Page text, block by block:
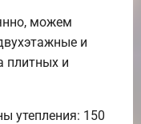
можем
и
плитных и
утепления: 150